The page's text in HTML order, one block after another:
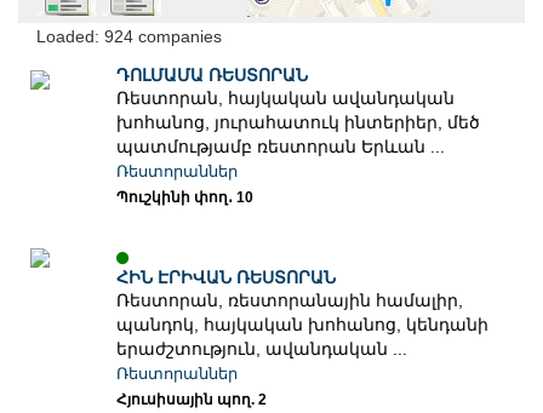
Loaded: 924 companies
ԴՈԼՄԱՄԱ ՌԵՍՏՈՐԱՆ
Ռեստորան, հայկական ավանդական
խոհանոց, յուրահատուկ ինտերիեր, մեծ
պատմությամբ ռեստորան Երևան ...
Ռեստորաններ
Պուշկինի փող․ 10
ՀԻՆ ԷՐԻՎԱՆ ՌԵՍՏՈՐԱՆ
Ռեստորան, ռեստորանային համալիր,
պանդոկ, հայկական խոհանոց, կենդանի
երաժշտություն, ավանդական ...
Ռեստորաններ
Հյուսիսային պող. 2